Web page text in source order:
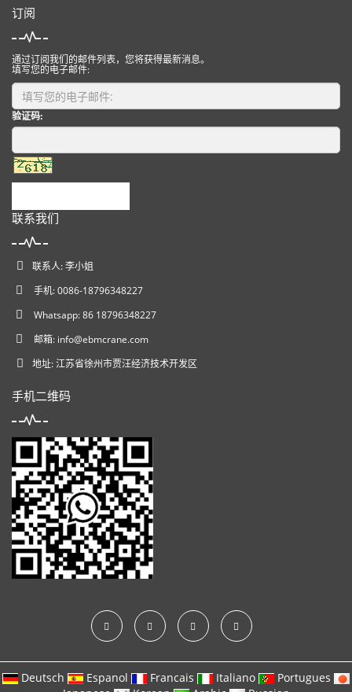
订阅
通过订阅我们的邮件列表，您将获得最新消息。
填写您的电子邮件:
验证码:
联系我们
联系人: 李小姐
手机: 0086-18796348227
Whatsapp: 86 18796348227
邮箱: info@ebmcrane.com
地址: 江苏省徐州市贾汪经济技术开发区
手机二维码
Deutsch Espanol Francais Italiano
Portugues